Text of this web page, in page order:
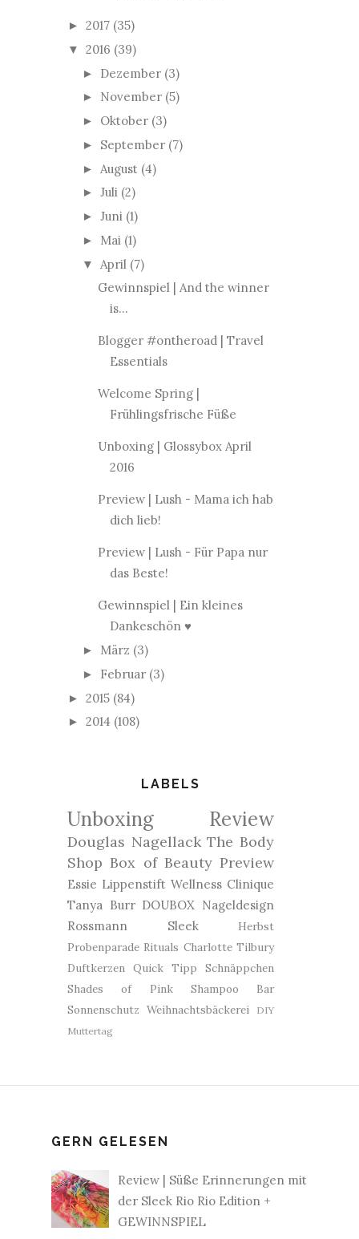
► 2017 (35)
▼ 2016 (39)
► Dezember (3)
► November (5)
► Oktober (3)
► September (7)
► August (4)
► Juli (2)
► Juni (1)
► Mai (1)
▼ April (7)
Gewinnspiel | And the winner
is...
Blogger #ontheroad | Travel
Essentials
Welcome Spring |
Frühlingsfrische Füße
Unboxing | Glossybox April
2016
Preview | Lush - Mama ich hab
dich lieb!
Preview | Lush - Für Papa nur
das Beste!
Gewinnspiel | Ein kleines
Dankeschön ♥
► März (3)
► Februar (3)
► 2015 (84)
► 2014 (108)
LABELS
Unboxing Review
Douglas Nagellack The Body
Shop Box of Beauty Preview
Essie Lippenstift Wellness Clinique
Tanya Burr DOUBOX Nageldesign
Rossmann
Sleek
Herbst
Probenparade Rituals Charlotte Tilbury
Duftkerzen Quick Tipp
Schnäppchen
Shades of Pink
Shampoo Bar
Sonnenschutz Weihnachtsbäckerei
DIY
Muttertag
GERN GELESEN
Review | Süße Erinnerungen mit
der Sleek Rio Rio Edition +
GEWINNSPIEL